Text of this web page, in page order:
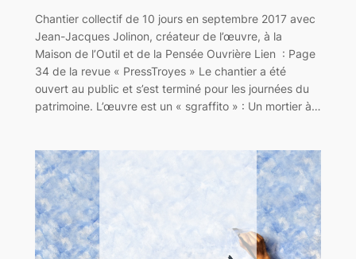
Chantier collectif de 10 jours en septembre 2017 avec
Jean-Jacques Jolinon, créateur de l’œuvre, à la
Maison de l’Outil et de la Pensée Ouvrière Lien : Page
34 de la revue « PressTroyes » Le chantier a été
ouvert au public et s’est terminé pour les journées du
patrimoine. L’œuvre est un « sgraffito » : Un mortier à…